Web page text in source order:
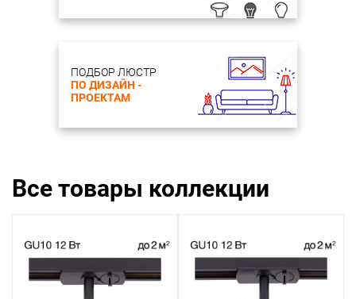
ПОДБОР ЛЮСТР
ПО ДИЗАЙН -
ПРОЕКТАМ
Все товары коллекции